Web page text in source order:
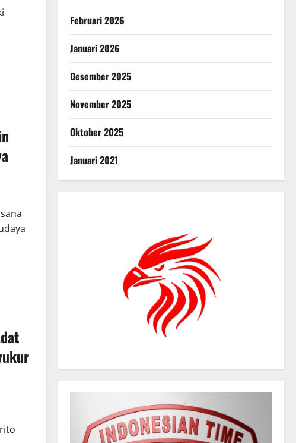
Februari 2026
Januari 2026
Desember 2025
November 2025
Oktober 2025
Januari 2021